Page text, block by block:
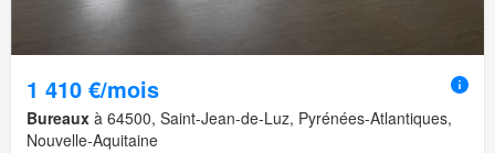
1 410 €/mois
Bureaux à 64500, Saint-Jean-de-Luz, Pyrénées-Atlantiques,
Nouvelle-Aquitaine